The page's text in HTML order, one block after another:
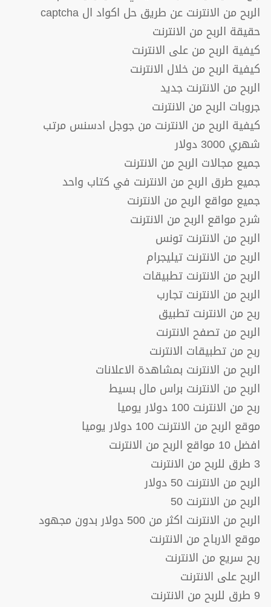
الربح من الانترنت عن طريق حل اكواد ال captcha
حقيقة الربح من الانترنت
كيفية الربح من على الانترنت
كيفية الربح من خلال الانترنت
الربح من الانترنت جديد
جروبات الربح من الانترنت
كيفية الربح من الانترنت من جوجل ادسنس مرتب
شهري 3000 دولار
جميع مجالات الربح من الانترنت
جميع طرق الربح من الانترنت في كتاب واحد
جميع مواقع الربح من الانترنت
شرح مواقع الربح من الانترنت
الربح من الانترنت تونس
الربح من الانترنت تيليجرام
الربح من الانترنت تطبيقات
الربح من الانترنت تجارب
ربح من الانترنت تطبيق
الربح من تصفح الانترنت
ربح من تطبيقات الانترنت
الربح من الانترنت بمشاهدة الاعلانات
الربح من الانترنت براس مال بسيط
ربح من الانترنت 100 دولار يوميا
موقع الربح من الانترنت 100 دولار يوميا
افضل 10 مواقع الربح من الانترنت
3 طرق للربح من الانترنت
الربح من الانترنت 50 دولار
الربح من الانترنت 50
الربح من الانترنت اكثر من 500 دولار بدون مجهود
موقع الارباح من الانترنت
ربح سريع من الانترنت
الربح على الانترنت
9 طرق للربح من الانترنت